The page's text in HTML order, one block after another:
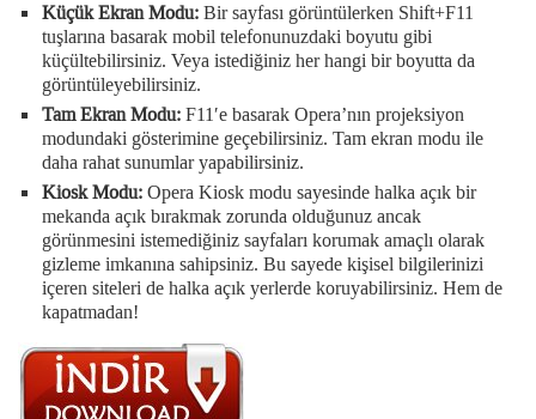
Küçük Ekran Modu:Bir sayfası görüntülerken Shift+F11
tuşlarına basarak mobil telefonunuzdaki boyutu gibi
küçültebilirsiniz. Veya istediğiniz her hangi bir boyutta da
görüntüleyebilirsiniz.
Tam Ekran Modu:F11′e basarak Opera’nın projeksiyon
modundaki gösterimine geçebilirsiniz. Tam ekran modu ile
daha rahat sunumlar yapabilirsiniz.
Kiosk Modu:Opera Kiosk modu sayesinde halka açık bir
mekanda açık bırakmak zorunda olduğunuz ancak
görünmesini istemediğiniz sayfaları korumak amaçlı olarak
gizleme imkanına sahipsiniz. Bu sayede kişisel bilgilerinizi
içeren siteleri de halka açık yerlerde koruyabilirsiniz. Hem de
kapatmadan!